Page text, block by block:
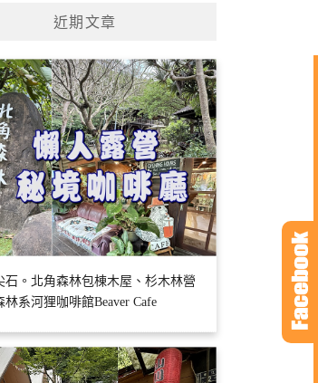
近期文章
石。北角森林包棟木屋、杉木林營
林系河狸咖啡館Beaver Cafe